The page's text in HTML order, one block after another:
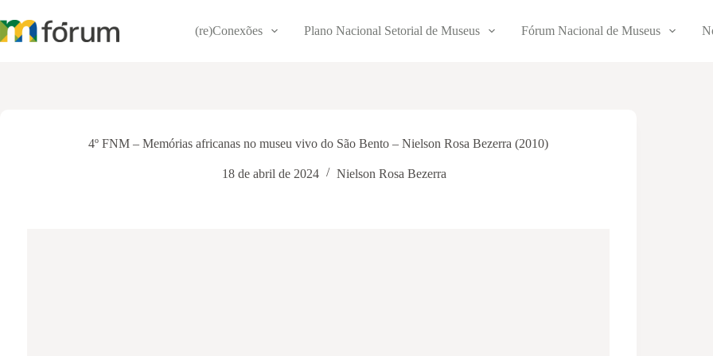
para
o
(re)Conexões Plano Nacional Setorial de Museus Fórum Nacional de Museus
4º FNM – Memórias africanas no museu vivo do São Bento – Nielson Rosa Bezerra (2010)
18 de abril de 2024 Nielson Rosa Bezerra